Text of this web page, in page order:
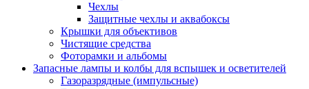
Чехлы
Защитные чехлы и аквабоксы
Крышки для объективов
Чистящие средства
Фоторамки и альбомы
Запасные лампы и колбы для вспышек и осветителей
Газоразрядные (импульсные)